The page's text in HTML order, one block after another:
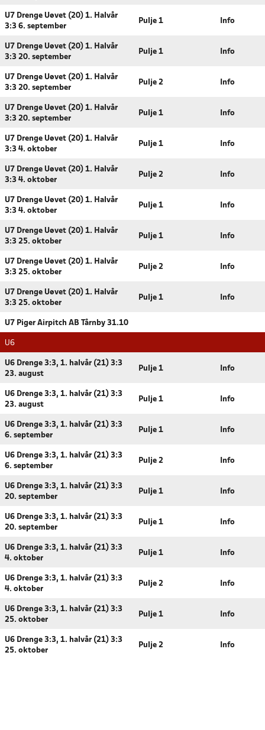
U7 Drenge Uøvet (20) 1. Halvår
3:3 6. september
Pulje 1 Info
U7 Drenge Uøvet (20) 1. Halvår
3:3 20. september
Pulje 1 Info
U7 Drenge Uøvet (20) 1. Halvår
3:3 20. september
Pulje 2 Info
U7 Drenge Uøvet (20) 1. Halvår
3:3 20. september
Pulje 1 Info
U7 Drenge Uøvet (20) 1. Halvår
3:3 4. oktober
Pulje 1 Info
U7 Drenge Uøvet (20) 1. Halvår
3:3 4. oktober
Pulje 2 Info
U7 Drenge Uøvet (20) 1. Halvår
3:3 4. oktober
Pulje 1 Info
U7 Drenge Uøvet (20) 1. Halvår
3:3 25. oktober
Pulje 1 Info
U7 Drenge Uøvet (20) 1. Halvår
3:3 25. oktober
Pulje 2 Info
U7 Drenge Uøvet (20) 1. Halvår
3:3 25. oktober
Pulje 1 Info
U7 Piger Airpitch AB Tårnby 31.10
U6
U6 Drenge 3:3, 1. halvår (21) 3:3
23. august
Pulje 1 Info
U6 Drenge 3:3, 1. halvår (21) 3:3
23. august
Pulje 1 Info
U6 Drenge 3:3, 1. halvår (21) 3:3
6. september
Pulje 1 Info
U6 Drenge 3:3, 1. halvår (21) 3:3
6. september
Pulje 2 Info
U6 Drenge 3:3, 1. halvår (21) 3:3
20. september
Pulje 1 Info
U6 Drenge 3:3, 1. halvår (21) 3:3
20. september
Pulje 1 Info
U6 Drenge 3:3, 1. halvår (21) 3:3
4. oktober
Pulje 1 Info
U6 Drenge 3:3, 1. halvår (21) 3:3
4. oktober
Pulje 2 Info
U6 Drenge 3:3, 1. halvår (21) 3:3
25. oktober
Pulje 1 Info
U6 Drenge 3:3, 1. halvår (21) 3:3
25. oktober
Pulje 2 Info